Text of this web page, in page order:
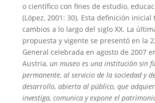
o científico con fines de estudio,
(López, 2001: 30). Esta definición inicial
cambios a lo largo del siglo XX. La
propuesta y vigente se presentó en la
General celebrada en agosto de 2007
Austria, un museo es una institución sin
permanente, al servicio de la sociedad y
desarrollo, abierta al público, que
investiga, comunica y expone el